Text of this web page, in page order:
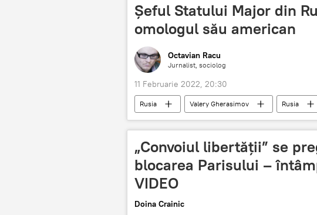
Șeful Statului Major din
omologul său american
Octavian Racu
Jurnalist, sociolog
11 Februarie 2022, 20:30
Rusia Valery Gherasimov Rusia
„Convoiul libertăţii” se
blocarea Parisului –
VIDEO
Doina Crainic